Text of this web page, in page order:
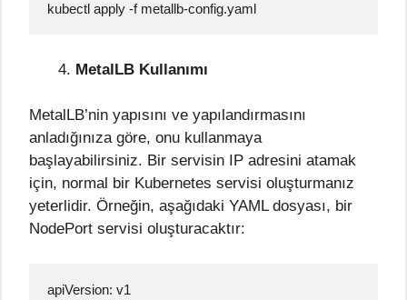
kubectl apply -f metallb-config.yaml
MetalLB Kullanımı
MetalLB’nin yapısını ve yapılandırmasını
anladığınıza göre, onu kullanmaya
başlayabilirsiniz. Bir servisin IP adresini atamak
için, normal bir Kubernetes servisi oluşturmanız
yeterlidir. Örneğin, aşağıdaki YAML dosyası, bir
NodePort servisi oluşturacaktır:
apiVersion: v1